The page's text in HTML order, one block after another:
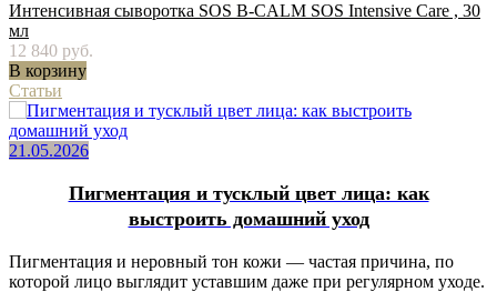
Интенсивная сыворотка SOS B-CALM SOS Intensive Care , 30
мл
12 840 руб.
В корзину
Статьи
21.05.2026
Пигментация и тусклый цвет лица: как
выстроить домашний уход
Пигментация и неровный тон кожи — частая причина, по
которой лицо выглядит уставшим даже при регулярном уходе.